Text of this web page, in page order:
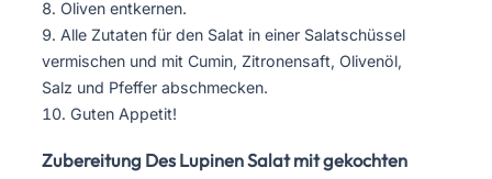
Oliven entkernen.
Alle Zutaten für den Salat in einer Salatschüssel
vermischen und mit Cumin, Zitronensaft, Olivenöl,
Salz und Pfeffer abschmecken.
Guten Appetit!
Zubereitung Des Lupinen Salat mit gekochten